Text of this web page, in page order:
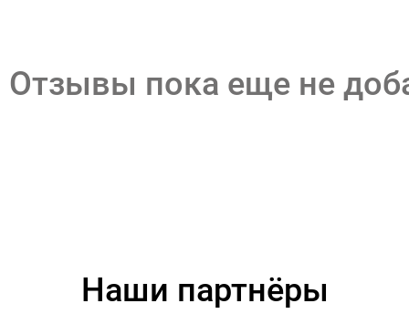
Отзывы пока еще не
Наши партнёры